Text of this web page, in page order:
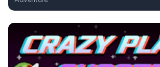
Play Idle Noob Lumberjack online